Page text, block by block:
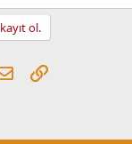
ol.
E-postaLink